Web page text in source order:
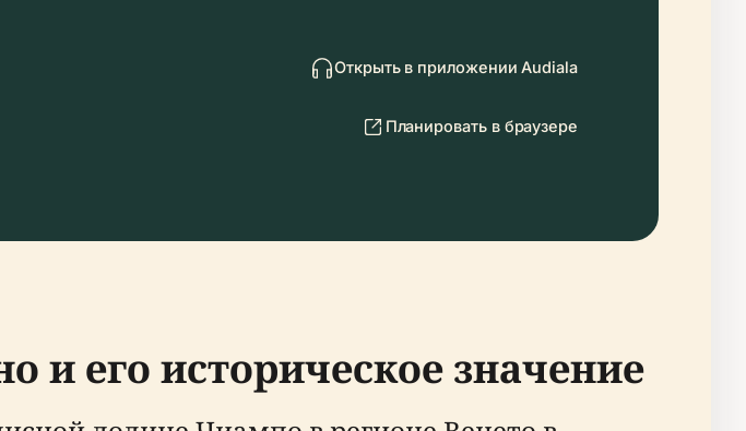
Открыть в приложении Audiala
Планировать в браузере
и его историческое значение